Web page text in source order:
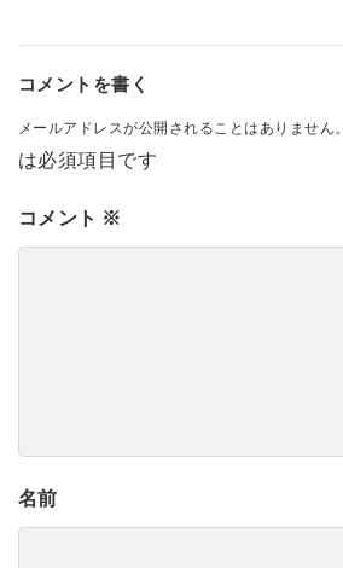
コメントを書く
メールアドレスが公開されることはありません。
は必須項目です
コメント ※
名前